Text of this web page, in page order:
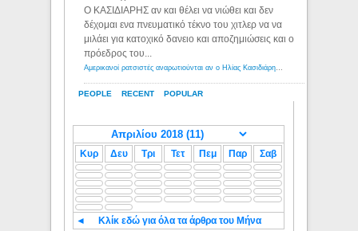
PEOPLE RECENT POPULAR
Ο ΚΑΣΙΔΙΑΡΗΣ αν και θέλει να νιώθει και δεν
δέχομαι ενα πνευματικό τέκνο του χιτλερ να να
μιλάει για κατοχικό δανειο και αποζημιώσεις και ο
πρόεδρος του...
Αμερικανοί ρατσιστές αναρωτιούνται αν ο Ηλίας Κασιδιάρης ανήκει στη λευκή φυλή... - Λόγιος Ερμής
Κυρ Δευ Τρι Τετ Πεμ Παρ Σαβ
◄ Κλίκ εδώ για όλα τα άρθρα του Μήνα